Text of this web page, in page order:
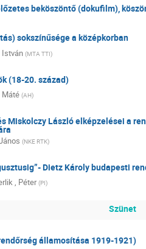
beköszöntő (dokufilm),
sokszínűsége a középkorban
István (MTA TTI)
(18-20. század)
Máté (AH)
Miskolczy László elképzelései a
(NKE RTK)
Dietz Károly budapesti
, Péter (PI)
Szünet
államosítása 1919-1921)